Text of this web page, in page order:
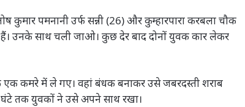
कुमार पमनानी उर्फ सन्नी (26) और कुम्हारपारा करबला चौक
उनके साथ चली जाओ। कुछ देर बाद दोनों युवक कार लेकर
एक कमरे में ले गए। वहां बंधक बनाकर उसे जबरदस्ती शराब
घंटे तक युवकों ने उसे अपने साथ रखा।